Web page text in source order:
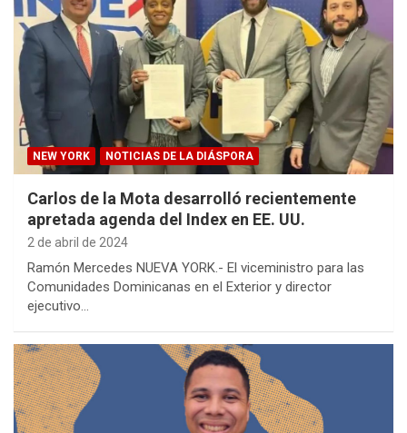
NEW YORK NOTICIAS DE LA DIÁSPORA
Carlos de la Mota desarrolló recientemente
apretada agenda del Index en EE. UU.
2 de abril de 2024
Ramón Mercedes NUEVA YORK.- El viceministro para las
Comunidades Dominicanas en el Exterior y director
ejecutivo…